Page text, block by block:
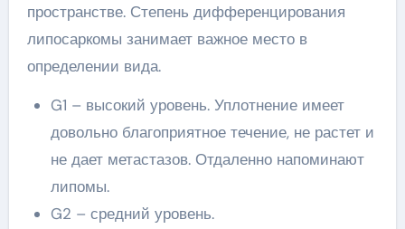
пространстве. Степень дифференцирования
липосаркомы занимает важное место в
определении вида.
G1 – высокий уровень. Уплотнение имеет
довольно благоприятное течение, не растет и
не дает метастазов. Отдаленно напоминают
липомы.
G2 – средний уровень.